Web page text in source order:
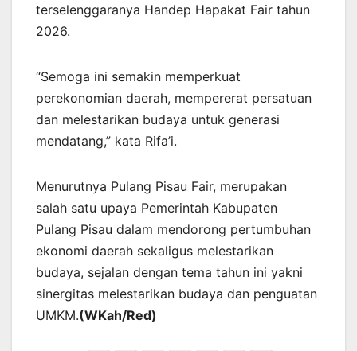
terselenggaranya Handep Hapakat Fair tahun
2026.
“Semoga ini semakin memperkuat
perekonomian daerah, mempererat persatuan
dan melestarikan budaya untuk generasi
mendatang,” kata Rifa’i.
Menurutnya Pulang Pisau Fair, merupakan
salah satu upaya Pemerintah Kabupaten
Pulang Pisau dalam mendorong pertumbuhan
ekonomi daerah sekaligus melestarikan
budaya, sejalan dengan tema tahun ini yakni
sinergitas melestarikan budaya dan penguatan
UMKM.(WKah/Red)